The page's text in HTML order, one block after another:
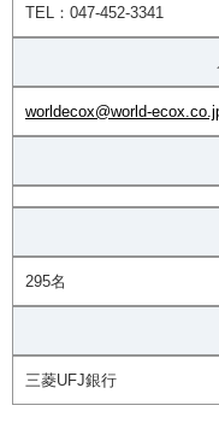
TEL：047-452-3341
worldecox@world-
295名
三菱UFJ銀行